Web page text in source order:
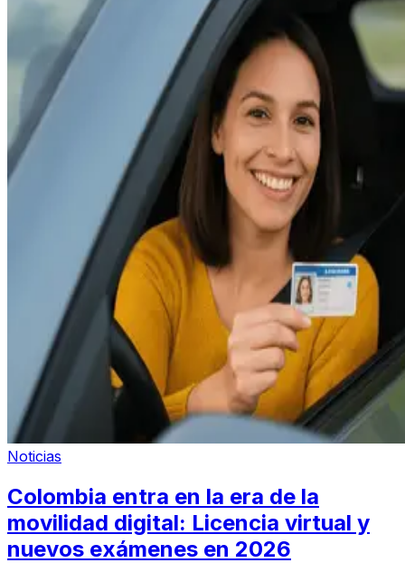
Noticias
Colombia entra en la era de la
movilidad digital: Licencia virtual y
nuevos exámenes en 2026